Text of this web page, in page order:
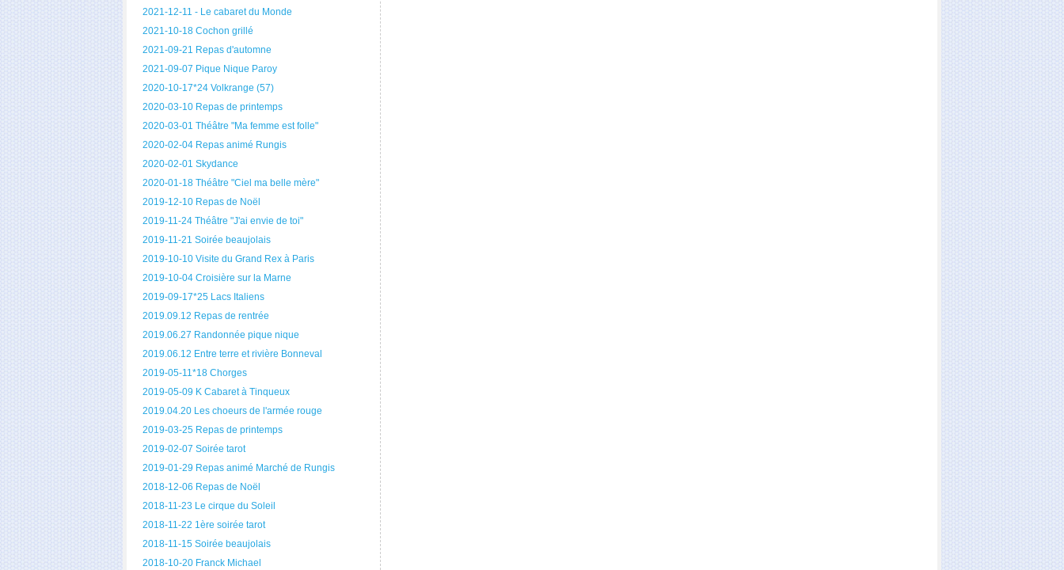
2021-12-11 - Le cabaret du Monde
2021-10-18 Cochon grillé
2021-09-21 Repas d'automne
2021-09-07 Pique Nique Paroy
2020-10-17*24 Volkrange (57)
2020-03-10 Repas de printemps
2020-03-01 Théâtre "Ma femme est folle"
2020-02-04 Repas animé Rungis
2020-02-01 Skydance
2020-01-18 Théâtre "Ciel ma belle mère"
2019-12-10 Repas de Noël
2019-11-24 Théâtre "J'ai envie de toi"
2019-11-21 Soirée beaujolais
2019-10-10 Visite du Grand Rex à Paris
2019-10-04 Croisière sur la Marne
2019-09-17*25 Lacs Italiens
2019.09.12 Repas de rentrée
2019.06.27 Randonnée pique nique
2019.06.12 Entre terre et rivière Bonneval
2019-05-11*18 Chorges
2019-05-09 K Cabaret à Tinqueux
2019.04.20 Les choeurs de l'armée rouge
2019-03-25 Repas de printemps
2019-02-07 Soirée tarot
2019-01-29 Repas animé Marché de Rungis
2018-12-06 Repas de Noël
2018-11-23 Le cirque du Soleil
2018-11-22 1ère soirée tarot
2018-11-15 Soirée beaujolais
2018-10-20 Franck Michael